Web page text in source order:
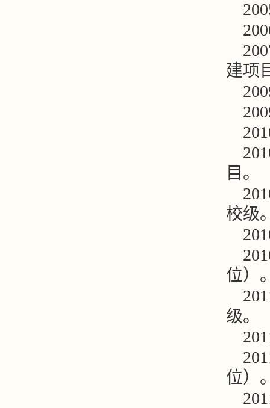
建项
目。
校级
位）
级。
位）